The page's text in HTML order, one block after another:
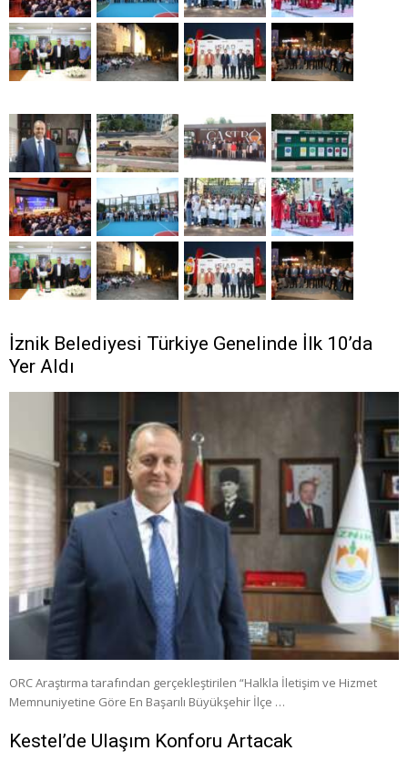
İznik Belediyesi Türkiye Genelinde İlk 10’da
Yer Aldı
ORC Araştırma tarafından gerçekleştirilen “Halkla İletişim ve Hizmet
Memnuniyetine Göre En Başarılı Büyükşehir İlçe …
Kestel’de Ulaşım Konforu Artacak